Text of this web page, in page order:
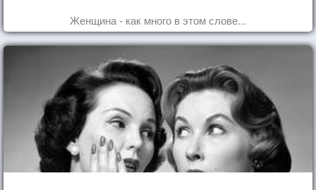
Женщина - как много в этом слове...